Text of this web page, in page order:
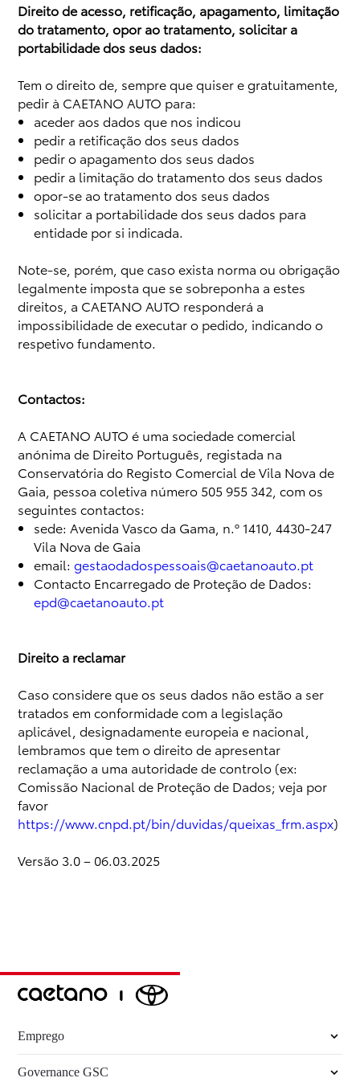
Direito de acesso, retificação, apagamento, limitação
do tratamento, opor ao tratamento, solicitar a
portabilidade dos seus dados:
Tem o direito de, sempre que quiser e gratuitamente,
pedir à CAETANO AUTO para:
aceder aos dados que nos indicou
pedir a retificação dos seus dados
pedir o apagamento dos seus dados
pedir a limitação do tratamento dos seus dados
opor-se ao tratamento dos seus dados
solicitar a portabilidade dos seus dados para
entidade por si indicada.
Note-se, porém, que caso exista norma ou obrigação
legalmente imposta que se sobreponha a estes
direitos, a CAETANO AUTO responderá a
impossibilidade de executar o pedido, indicando o
respetivo fundamento.
Contactos:
A CAETANO AUTO é uma sociedade comercial
anónima de Direito Português, registada na
Conservatória do Registo Comercial de Vila Nova de
Gaia, pessoa coletiva número 505 955 342, com os
seguintes contactos:
sede: Avenida Vasco da Gama, n.º 1410, 4430-247
Vila Nova de Gaia
email:gestaodadospessoais@caetanoauto.pt
Contacto Encarregado de Proteção de Dados:
epd@caetanoauto.pt
Direito a reclamar
Caso considere que os seus dados não estão a ser
tratados em conformidade com a legislação
aplicável, designadamente europeia e nacional,
lembramos que tem o direito de apresentar
reclamação a uma autoridade de controlo (ex:
Comissão Nacional de Proteção de Dados; veja por
favor
https://www.cnpd.pt/bin/duvidas/queixas_frm.aspx)
Versão 3.0 – 06.03.2025
Emprego
Governance GSC